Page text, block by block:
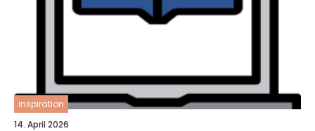
inspiration
14. April 2026